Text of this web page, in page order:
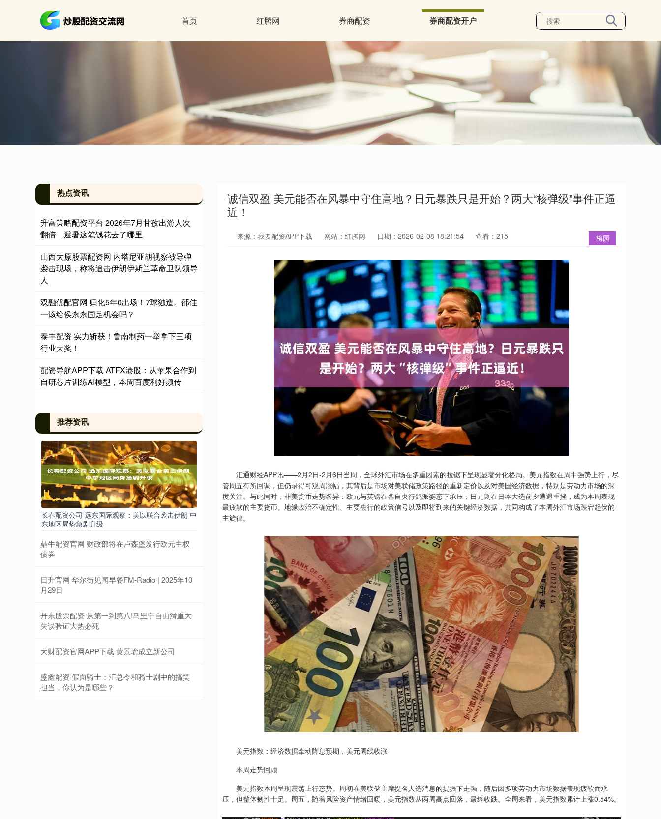
首页 红腾网 券商配资 券商配资开户
诚信双盈 美元能否在风暴中守住高地？日元暴跌只是开始？两大“核弹级”事件正逼
近！
梅园
来源：我要配资APP下载 网站：红腾网 日期：2026-02-08 18:21:54 查看：215
汇通财经APP讯——2月2日-2月6日当周，全球外汇市场在多重因素的拉锯下呈现显著分化格局。美元指数在周中强势上行，尽
管周五有所回调，但仍录得可观周涨幅，其背后是市场对美联储政策路径的重新定价以及对美国经济数据，特别是劳动力市场的深
度关注。与此同时，非美货币走势各异：欧元与英镑在各自央行鸽派姿态下承压；日元则在日本大选前夕遭遇重挫，成为本周表现
最疲软的主要货币。地缘政治不确定性、主要央行的政策信号以及即将到来的关键经济数据，共同构成了本周外汇市场跌宕起伏的
主旋律。
美元指数：经济数据牵动降息预期，美元周线收涨
本周走势回顾
美元指数本周呈现震荡上行态势。周初在美联储主席提名人选消息的提振下走强，随后因多项劳动力市场数据表现疲软而承
压，但整体韧性十足。周五，随着风险资产情绪回暖，美元指数从两周高点回落，最终收跌。全周来看，美元指数累计上涨0.54%。
热点资讯
升富策略配资平台 2026年7月甘孜出游人次
翻倍，避暑这笔钱花去了哪里
山西太原股票配资网 内塔尼亚胡视察被导弹
袭击现场，称将追击伊朗伊斯兰革命卫队领导
人
双融优配官网 归化5年0出场！7球独造。邵佳
一该给侯永永国足机会吗？
泰丰配资 实力斩获！鲁南制药一举拿下三项
行业大奖！
配资导航APP下载 ATFX港股：从苹果合作到
自研芯片训练AI模型，本周百度利好频传
推荐资讯
长春配资公司 远东国际观察：美以联合袭击伊朗 中
东地区局势急剧升级
鼎牛配资官网 财政部将在卢森堡发行欧元主权
债券
日升官网 华尔街见闻早餐FM-Radio | 2025年10
月29日
丹东股票配资 从第一到第八!马里宁自由滑重大
失误验证大热必死
大财配资官网APP下载 黄景瑜成立新公司
盛鑫配资 假面骑士：汇总令和骑士剧中的搞笑
担当，你认为是哪些？